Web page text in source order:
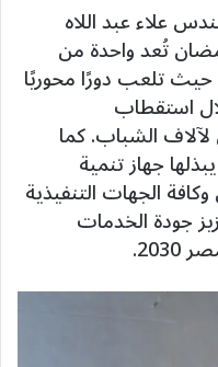
علاء عبد اللاه
تُعد واحدة من
حيث تلعب دورًا محوريًا
استقطاب
الشباب. كما
جهاز تنمية
الجهات التنفيذية
جودة الخدمات